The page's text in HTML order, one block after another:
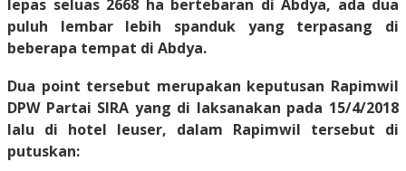
lepas seluas 2668 ha bertebaran di Abdya, ada dua
puluh lembar lebih spanduk yang terpasang di
beberapa tempat di Abdya.
Dua point tersebut merupakan keputusan Rapimwil
DPW Partai SIRA yang di laksanakan pada 15/4/2018
lalu di hotel leuser, dalam Rapimwil tersebut di
putuskan: